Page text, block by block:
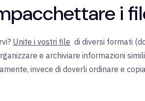
i
Unite i vostri file di diversi formati
e archiviare informazioni
invece di doverli ordinare e